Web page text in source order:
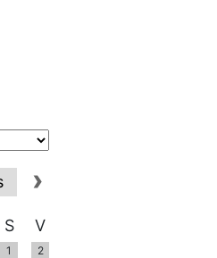
S V
1 2